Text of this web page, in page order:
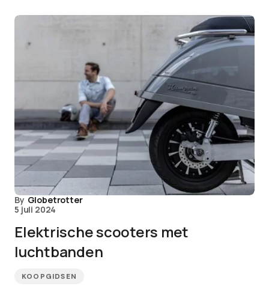
By Globetrotter
5 juli 2024
Elektrische scooters met
luchtbanden
KOOPGIDSEN